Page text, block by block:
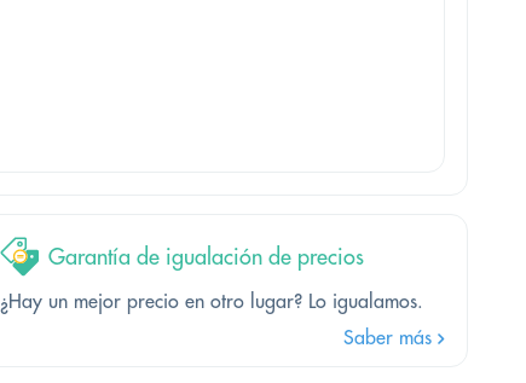
Garantía de igualación de precios
¿Hay un mejor precio en otro lugar? Lo igualamos.
Saber más